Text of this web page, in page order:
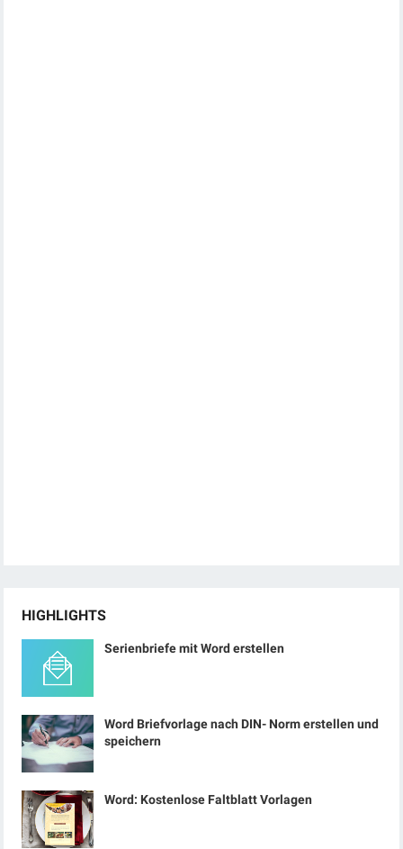
HIGHLIGHTS
Serienbriefe mit Word erstellen
Word Briefvorlage nach DIN- Norm erstellen und
speichern
Word: Kostenlose Faltblatt Vorlagen